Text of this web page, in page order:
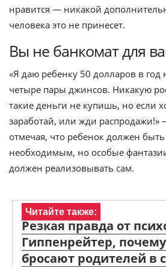
нравится — никакой
человека это не принесет.
Вы не банкомат для
«Я даю ребенку 50 долларов в год
четыре пары джинсов. Никакую
такие деньги не купишь, но если
заработай, или жди распродажи!»
отмечая, что ребенок должен
необходимым, но особые
должен реализовывать сам.
Читайте также:
Резкая правда от
Гиппенрейтер,
бросают родителей в